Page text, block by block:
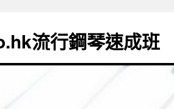
流行鋼琴速成班